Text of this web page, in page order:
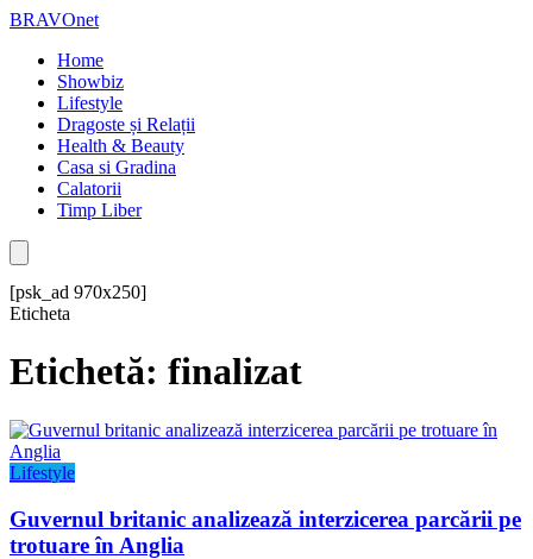
BRAVOnet
Home
Showbiz
Lifestyle
Dragoste și Relații
Health & Beauty
Casa si Gradina
Calatorii
Timp Liber
[psk_ad 970x250]
Eticheta
Etichetă: finalizat
Lifestyle
Guvernul britanic analizează interzicerea parcării pe
trotuare în Anglia